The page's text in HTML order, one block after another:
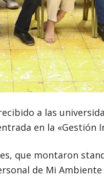
a las
en la «Gestión
que montaron
de Mi